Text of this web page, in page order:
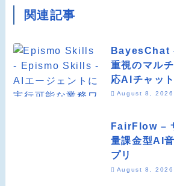
関連記事
BayesChat
重視のマル
応AIチャッ
August 8, 2026
FairFlow –
量課金型AI
プリ
August 8, 2026